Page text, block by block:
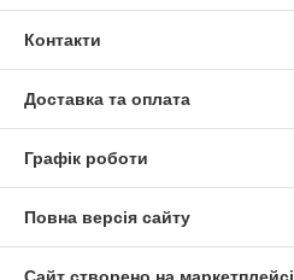
Контакти
Доставка та оплата
Графік роботи
Повна версія сайту